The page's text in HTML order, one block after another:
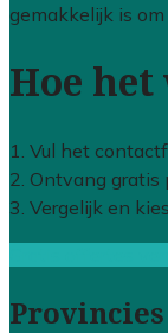
gemakkelijk is
Hoe
1. Vul het
2. Ontvang gratis
3. Vergelijk en
Provincies